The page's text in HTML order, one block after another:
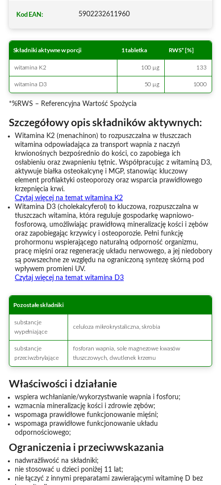
Kod EAN: 5902232611960
Składniki aktywne w porcji 1 tabletka RWS* [%]
witamina K2 100 µg 133
witamina D3 50 µg 1000
*%RWS – Referencyjna Wartość Spożycia
Szczegółowy opis składników aktywnych:
Witamina K2 (menachinon) to rozpuszczalna w tłuszczach
witamina odpowiadająca za transport wapnia z naczyń
krwionośnych bezpośrednio do kości, co zapobiega ich
osłabieniu oraz zwapnieniu tętnic. Współpracując z witaminą D3,
aktywuje białka osteokalcynę i MGP, stanowiąc kluczowy
element profilaktyki osteoporozy oraz wsparcia prawidłowego
krzepnięcia krwi.
Czytaj więcej na temat witamina K2
Witamina D3 (cholekalcyferol) to kluczowa, rozpuszczalna w
tłuszczach witamina, która reguluje gospodarkę wapniowo-
fosforową, umożliwiając prawidłową mineralizację kości i zębów
oraz zapobiegając krzywicy i osteoporozie. Pełni funkcję
prohormonu wspierającego naturalną odporność organizmu,
pracę mięśni oraz regenerację układu nerwowego, a jej niedobory
są powszechne ze względu na ograniczoną syntezę skórną pod
wpływem promieni UV.
Czytaj więcej na temat witamina D3
Pozostałe składniki
substancje
wypełniające
celuloza mikrokrystaliczna, skrobia
substancje
przeciwzbrylające
fosforan wapnia, sole magnezowe kwasów
tłuszczowych, dwutlenek krzemu
Właściwości i działanie
wspiera wchłanianie/wykorzystwanie wapnia i fosforu;
wzmacnia mineralizację kości i zdrowie zębów;
wspomaga prawidłowe funkcjonowanie mięśni;
wspomaga prawidłowe funkcjonowanie układu
odpornościowego;
Ograniczenia i przeciwwskazania
nadwrażliwość na składniki;
nie stosować u dzieci poniżej 11 lat;
nie łączyć z innymi preparatami zawierającymi witaminę D bez